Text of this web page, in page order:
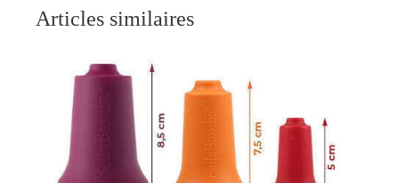
Articles similaires